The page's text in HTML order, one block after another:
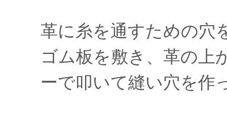
革に糸を通すための穴
ゴム板を敷き、革の上
ーで叩いて縫い穴を作